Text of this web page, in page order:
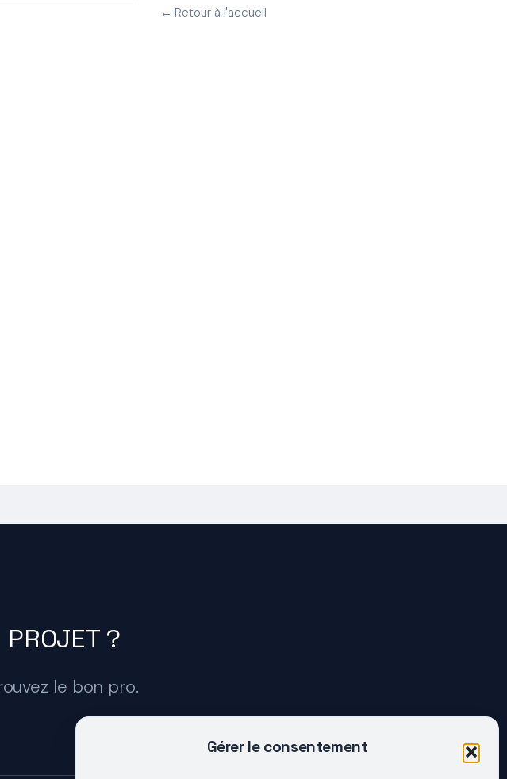
Gérer le consentement
← Retour à l'accueil
?
le bon pro.